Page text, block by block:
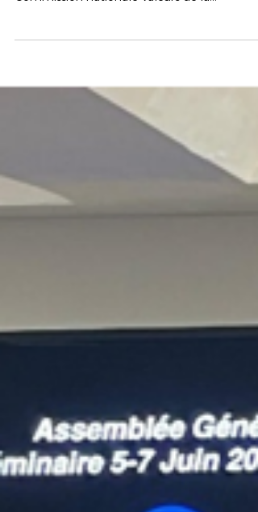
République du BBF a réalisé une étude
ce sujet si important face aux enjeux
doit faire face la République aujourd’hui.